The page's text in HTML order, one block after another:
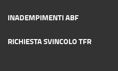
INADEMPIMENTI ABF
RICHIESTA SVINCOLO TFR